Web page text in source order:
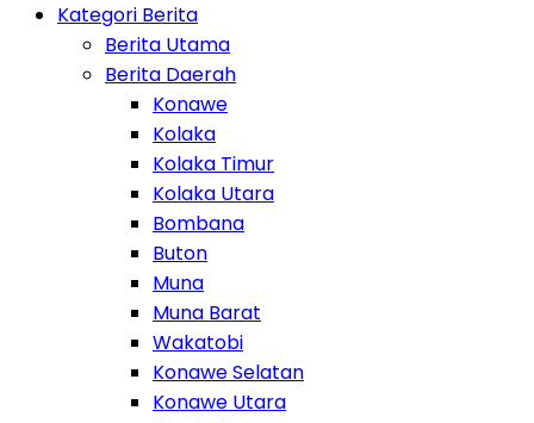
Kategori Berita
Berita Utama
Berita Daerah
Konawe
Kolaka
Kolaka Timur
Kolaka Utara
Bombana
Buton
Muna
Muna Barat
Wakatobi
Konawe Selatan
Konawe Utara